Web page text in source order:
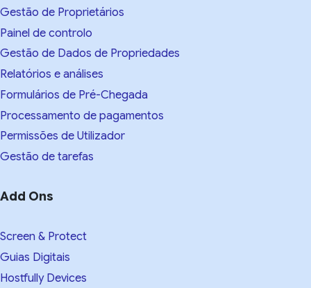
Gestão de Proprietários
Painel de controlo
Gestão de Dados de Propriedades
Relatórios e análises
Formulários de Pré-Chegada
Processamento de pagamentos
Permissões de Utilizador
Gestão de tarefas
Add Ons
Screen & Protect
Guias Digitais
Hostfully Devices